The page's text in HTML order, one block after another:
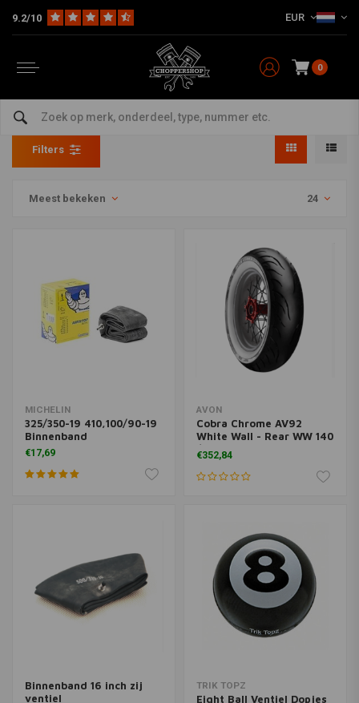
9.2/10 EUR
0
Binnenband & Velglint
Home The Garage Banden Binnenband & Velglint
Filters
Meest bekeken 24
MICHELIN
325/350-19 410,100/90-19
Binnenband
€17,69
AVON
Cobra Chrome AV92
White Wall - Rear WW 140
/ 90B16
€352,84
Binnenband 16 inch zij
ventiel
TRIK TOPZ
Eight Ball Ventiel Dopjes